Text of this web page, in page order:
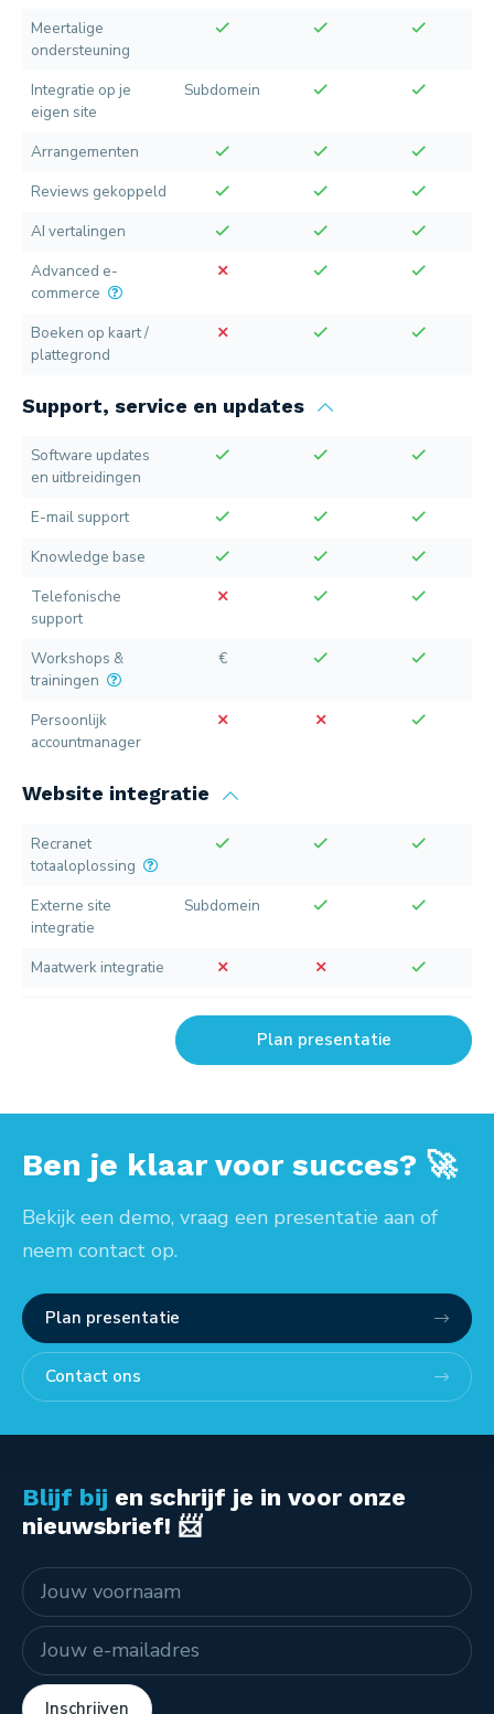
Meertalige
ondersteuning
Integratie op je
eigen site
Subdomein
Arrangementen
Reviews gekoppeld
AI vertalingen
Advanced e-
commerce
Boeken op kaart /
plattegrond
Support, service en updates
Software updates
en uitbreidingen
E-mail support
Knowledge base
Telefonische
support
Workshops &
trainingen
€
Persoonlijk
accountmanager
Website integratie
Recranet
totaaloplossing
Externe site
integratie
Subdomein
Maatwerk integratie
Plan presentatie
Ben je klaar voor succes? 🚀
Bekijk een demo, vraag een presentatie aan of
neem contact op.
Plan presentatie
Contact ons
Blijf bij en schrijf je in voor onze
nieuwsbrief! 📨
Naam
E-mailadres
Inschrijven